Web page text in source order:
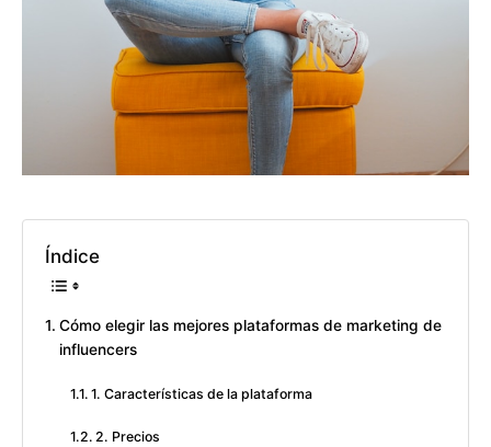
Índice
Cómo elegir las mejores plataformas de marketing de
influencers
1. Características de la plataforma
2. Precios